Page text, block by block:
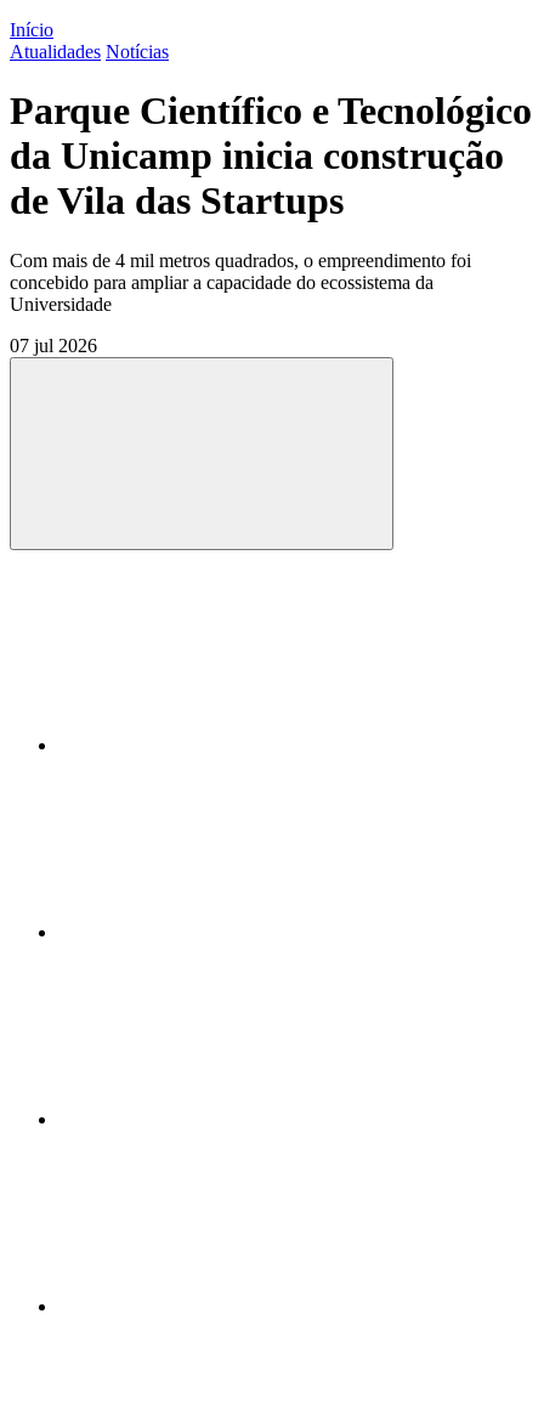
Início
Atualidades Notícias
Parque Científico e Tecnológico
da Unicamp inicia construção
de Vila das Startups
Com mais de 4 mil metros quadrados, o empreendimento foi
concebido para ampliar a capacidade do ecossistema da
Universidade
07 jul 2026
Compartilhar